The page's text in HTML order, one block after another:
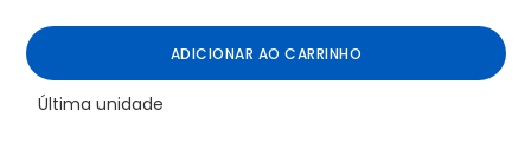
ADICIONAR AO CARRINHO
Última unidade